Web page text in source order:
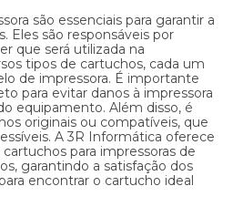
são essenciais para garantir a
Eles são responsáveis por
que será utilizada na
tipos de cartuchos, cada um
de impressora. É importante
para evitar danos à impressora
equipamento. Além disso, é
originais ou compatíveis, que
A 3R Informática oferece
para impressoras de
garantindo a satisfação dos
encontrar o cartucho ideal